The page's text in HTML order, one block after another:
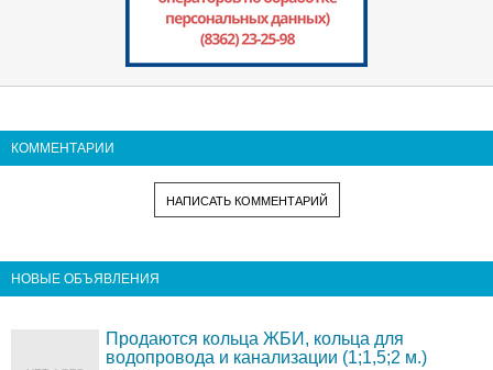
КОММЕНТАРИИ
НАПИСАТЬ КОММЕНТАРИЙ
НОВЫЕ ОБЪЯВЛЕНИЯ
Продаются кольца ЖБИ, кольца для
водопровода и канализации (1;1,5;2 м.)